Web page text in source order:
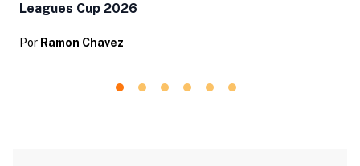
Leagues Cup 2026
Por Ramon Chavez